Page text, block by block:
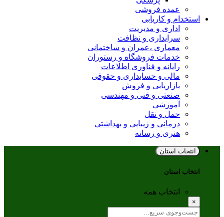
عمده فروشی
استخدام و کاریابی
اداری و مدیریت
سرایداری و نظافت
معماری ،عمران و ساختمانی
خدمات فروشگاه و رستوران
رایانه و فناوری اطلاعات
مالی و حسابداری و حقوقی
بازاریابی و فروش
صنعتی و فنی و مهندسی
آموزشی
حمل و نقل
درمانی و زیبایی و بهداشتی
هنری و رسانه
انتخاب استان
انتخاب استان
انتخاب همه
×